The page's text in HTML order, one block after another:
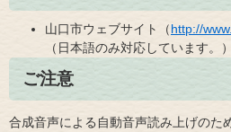
山口市ウェブサイト（http://
（日本語のみ対応しています。）
ご注意
合成音声による自動音声読み上げのた